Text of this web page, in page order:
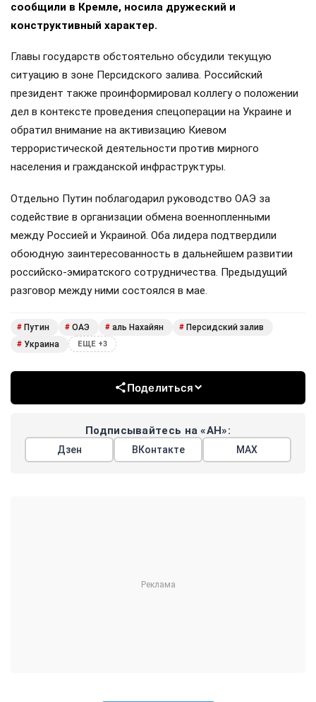
сообщили в Кремле, носила дружеский и
конструктивный характер.
Главы государств обстоятельно обсудили текущую
ситуацию в зоне Персидского залива. Российский
президент также проинформировал коллегу о положении
дел в контексте проведения спецоперации на Украине и
обратил внимание на активизацию Киевом
террористической деятельности против мирного
населения и гражданской инфраструктуры.
Отдельно Путин поблагодарил руководство ОАЭ за
содействие в организации обмена военнопленными
между Россией и Украиной. Оба лидера подтвердили
обоюдную заинтересованность в дальнейшем развитии
российско-эмиратского сотрудничества. Предыдущий
разговор между ними состоялся в мае.
# Путин # ОАЭ # аль Нахайян # Персидский залив
# Украина ЕЩЕ +3
Поделиться
Подписывайтесь на «АН»:
Дзен ВКонтакте МАХ